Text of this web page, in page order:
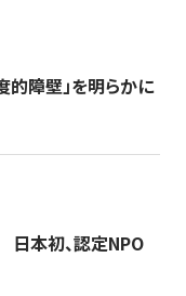
的障壁」を明らかに
日本初、認定NPO